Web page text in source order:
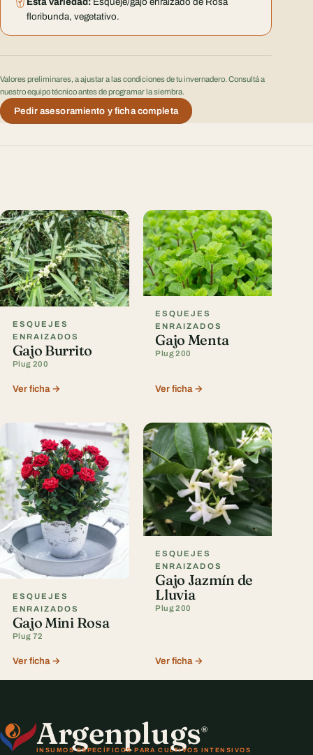
floribunda, vegetativo.
Valores preliminares, a ajustar a las condiciones de tu invernadero. Consultá a
nuestro equipo técnico antes de programar la siembra.
Pedir asesoramiento y ficha completa
ESQUEJES
ENRAIZADOS
Gajo Burrito
Plug 200
Ver ficha →
ESQUEJES
ENRAIZADOS
Gajo Menta
Plug 200
Ver ficha →
ESQUEJES
ENRAIZADOS
Gajo Mini Rosa
Plug 72
Ver ficha →
ESQUEJES
ENRAIZADOS
Gajo Jazmín de
Lluvia
Plug 200
Ver ficha →
Argenplugs®
INSUMOS ESPECÍFICOS PARA CULTIVOS INTENSIVOS